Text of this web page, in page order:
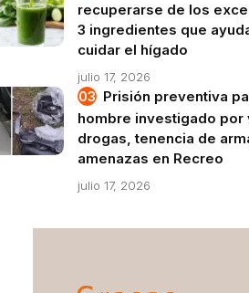
recuperarse de los
3 ingredientes que
cuidar el hígado
julio 17, 2026
Prisión preventiva
hombre investigado por
drogas, tenencia de
amenazas en Recreo
julio 17, 2026